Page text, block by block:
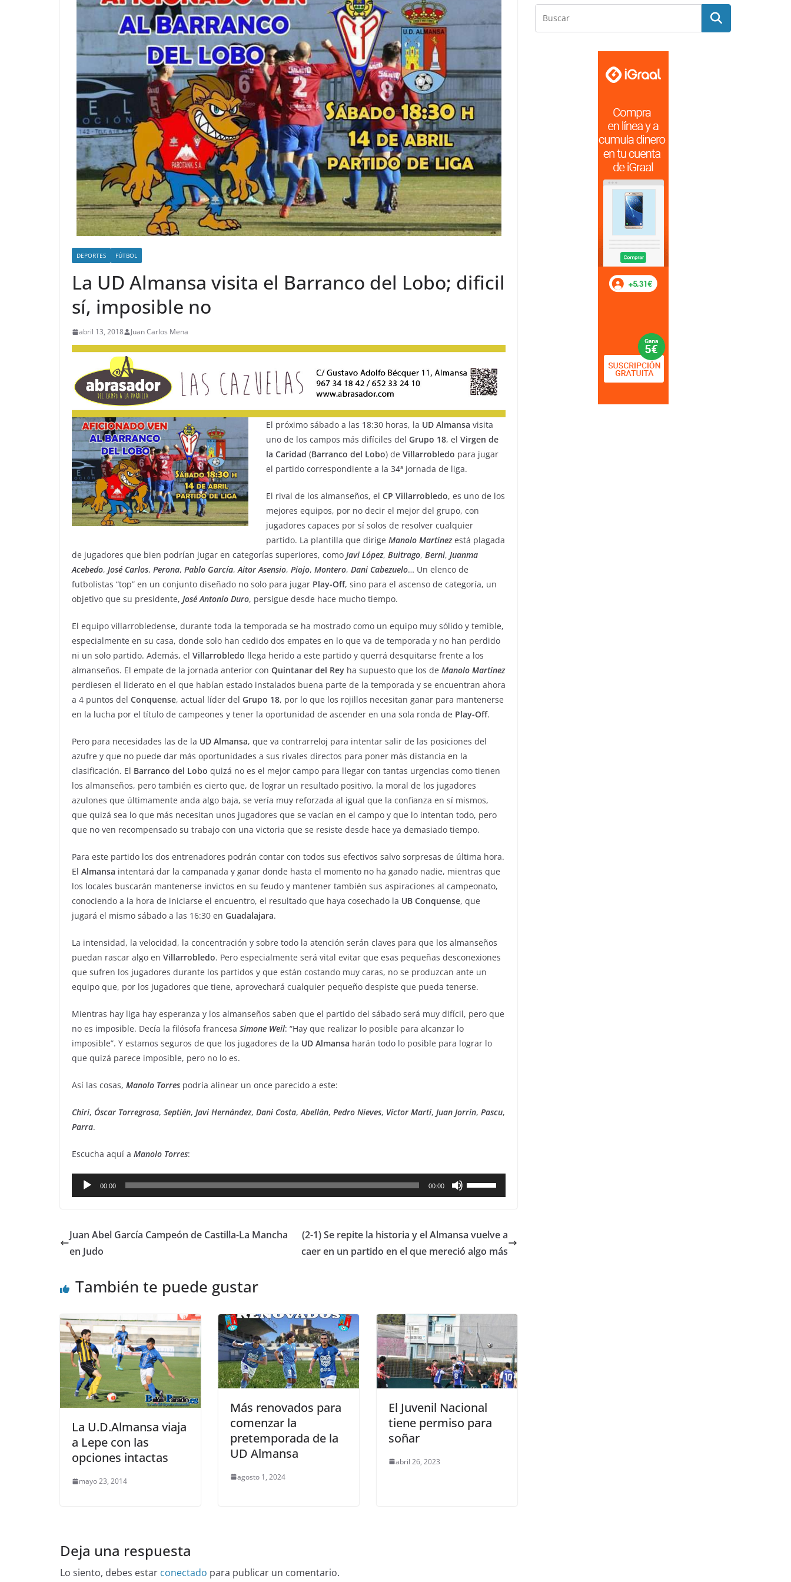
DEPORTES FÚTBOL
La UD Almansa visita el Barranco del Lobo; dificil
sí, imposible no
abril 13, 2018 Juan Carlos Mena
El próximo sábado a las 18:30 horas, la UD Almansa visita
uno de los campos más difíciles del Grupo 18, el Virgen de
la Caridad (Barranco del Lobo) de Villarrobledo para jugar
el partido correspondiente a la 34ª jornada de liga.
El rival de los almanseños, el CP Villarrobledo, es uno de los
mejores equipos, por no decir el mejor del grupo, con
jugadores capaces por sí solos de resolver cualquier
partido. La plantilla que dirige Manolo Martínezestá plagada
de jugadores que bien podrían jugar en categorías superiores, como Javi López, Buitrago, Berni, Juanma
Acebedo, José Carlos, Perona, Pablo García,Aitor Asensio, Piojo, Montero, Dani Cabezuelo… Un elenco de
futbolistas “top” en un conjunto diseñado no solo para jugar Play-Off, sino para el ascenso de categoría, un
objetivo que su presidente, José Antonio Duro, persigue desde hace mucho tiempo.
El equipo villarrobledense, durante toda la temporada se ha mostrado como un equipo muy sólido y temible,
especialmente en su casa, donde solo han cedido dos empates en lo que va de temporada y no han perdido
ni un solo partido. Además, el Villarrobledo llega herido a este partido y querrá desquitarse frente a los
almanseños. El empate de la jornada anterior con Quintanar del Rey ha supuesto que los de Manolo Martínez
perdiesen el liderato en el que habían estado instalados buena parte de la temporada y se encuentran ahora
a 4 puntos del Conquense, actual líder del Grupo 18, por lo que los rojillos necesitan ganar para mantenerse
en la lucha por el título de campeones y tener la oportunidad de ascender en una sola ronda de Play-Off.
Pero para necesidades las de la UD Almansa, que va contrarreloj para intentar salir de las posiciones del
azufre y que no puede dar más oportunidades a sus rivales directos para poner más distancia en la
clasificación. El Barranco del Lobo quizá no es el mejor campo para llegar con tantas urgencias como tienen
los almanseños, pero también es cierto que, de lograr un resultado positivo, la moral de los jugadores
azulones que últimamente anda algo baja, se vería muy reforzada al igual que la confianza en sí mismos,
que quizá sea lo que más necesitan unos jugadores que se vacían en el campo y que lo intentan todo, pero
que no ven recompensado su trabajo con una victoria que se resiste desde hace ya demasiado tiempo.
Para este partido los dos entrenadores podrán contar con todos sus efectivos salvo sorpresas de última hora.
El Almansa intentará dar la campanada y ganar donde hasta el momento no ha ganado nadie, mientras que
los locales buscarán mantenerse invictos en su feudo y mantener también sus aspiraciones al campeonato,
conociendo a la hora de iniciarse el encuentro, el resultado que haya cosechado la UB Conquense, que
jugará el mismo sábado a las 16:30 en Guadalajara.
La intensidad, la velocidad, la concentración y sobre todo la atención serán claves para que los almanseños
puedan rascar algo en Villarrobledo. Pero especialmente será vital evitar que esas pequeñas desconexiones
que sufren los jugadores durante los partidos y que están costando muy caras, no se produzcan ante un
equipo que, por los jugadores que tiene, aprovechará cualquier pequeño despiste que pueda tenerse.
Mientras hay liga hay esperanza y los almanseños saben que el partido del sábado será muy difícil, pero que
no es imposible. Decía la filósofa francesa Simone Weil: “Hay que realizar lo posible para alcanzar lo
imposible”. Y estamos seguros de que los jugadores de la UD Almansa harán todo lo posible para lograr lo
que quizá parece imposible, pero no lo es.
Así las cosas, Manolo Torres podría alinear un once parecido a este:
Chiri, Óscar Torregrosa, Septién, Javi Hernández, Dani Costa,Abellán, Pedro Nieves, Víctor Martí, Juan Jorrín, Pascu,
Parra.
Escucha aquí a Manolo Torres:
Reproductor
de
00:00 00:00
Utiliza
las
flecha
o
disminuir
el
volumen.
Juan Abel García Campeón de Castilla-La Mancha
en Judo
(2-1) Se repite la historia y el Almansa vuelve a
caer en un partido en el que mereció algo más
También te puede gustar
La U.D.Almansa viaja
a Lepe con las
opciones intactas
mayo 23, 2014
Más renovados para
comenzar la
pretemporada de la
UD Almansa
agosto 1, 2024
El Juvenil Nacional
tiene permiso para
soñar
abril 26, 2023
Deja una respuesta
Lo siento, debes estar conectado para publicar un comentario.